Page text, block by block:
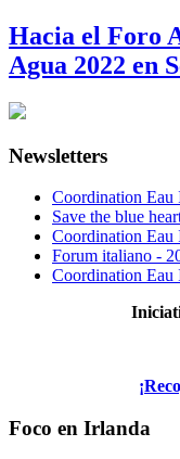
Hacia el Foro
Agua 2022 en
Newsletters
Coordination Eau
Save the blue
Coordination Eau
Forum italiano -
Coordination Eau
Foco en Irlanda